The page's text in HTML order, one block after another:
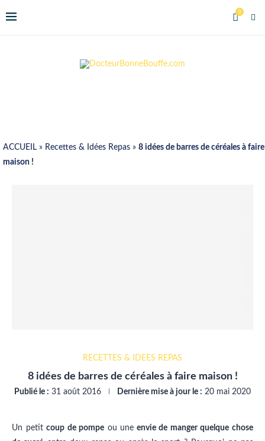
0
ACCUEIL » Recettes & Idées Repas » 8 idées de barres de céréales à faire
maison !
RECETTES & IDÉES REPAS
8 idées de barres de céréales à faire maison !
Publié le : 31 août 2016 Dernière mise à jour le : 20 mai 2020
Un petitcoup de pompe ou une envie de manger quelque chose